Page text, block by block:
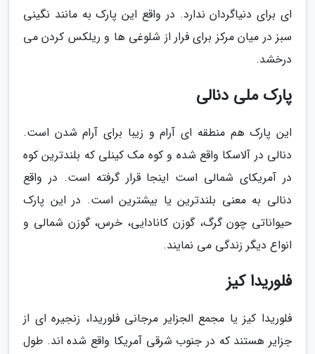
ای برای دنیاگردان ندارد. در واقع این پارک به مانند نگینی
سبز در میان مرکز برای فرار از شلوغی ها و ریلکس کردن می
درخشد.
پارک ملی دنالی
این پارک هم منطقه ای آرام و زیبا برای آرام شدن است.
دنالی در آلاسکا واقع شده و کوه مک کینلی که بلندترین کوه
در آمریکای شمالی است اینجا قرار گرفته است. در واقع
دنالی به معنی بلندترین یا بیشترین است. در این پارک
حیواناتی چون گرگ، گوزن کانادایی، خرس، گوزن شمالی و
انواع دیگر زندگی می نمایند.
فلوریدا کیز
فلوریدا کیز یا مجمع الجزایر مرجانی فلوریدا، زنجیره ای از
جزایر هستند که در جنوب شرقی آمریکا واقع شده اند. طول